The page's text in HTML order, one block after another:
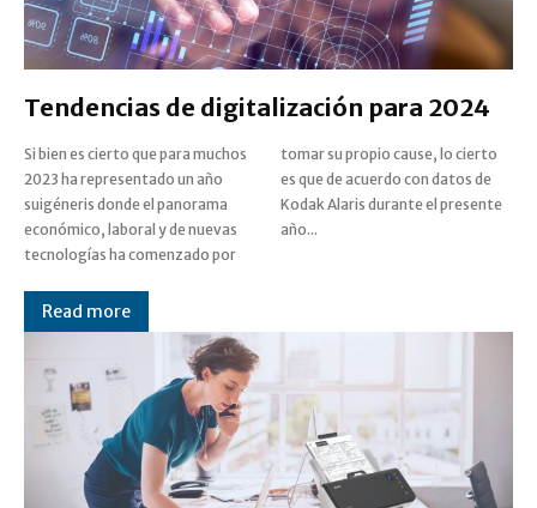
Tendencias de digitalización para 2024
Si bien es cierto que para muchos
2023 ha representado un año
suigéneris donde el panorama
económico, laboral y de nuevas
tecnologías ha comenzado por
tomar su propio cause, lo cierto
es que de acuerdo con datos de
Kodak Alaris durante el presente
año...
Read more